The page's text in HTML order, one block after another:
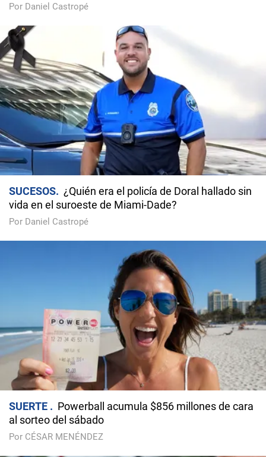
Por Daniel Castropé
SUCESOS
¿Quién era el policía de Doral hallado sin
vida en el suroeste de Miami-Dade?
Por Daniel Castropé
SUERTE
Powerball acumula $856 millones de cara
al sorteo del sábado
Por CÉSAR MENÉNDEZ